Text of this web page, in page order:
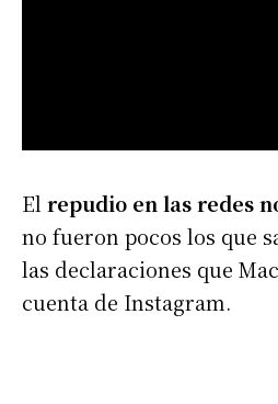
El repudio en las redes
no fueron pocos los que
las declaraciones que
cuenta de Instagram.